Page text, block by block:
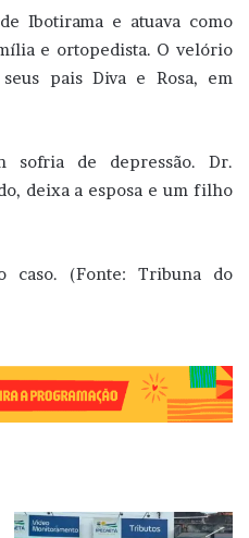
Ibotirama e atuava como
e ortopedista. O velório
pais Diva e Rosa, em
sofria de depressão. Dr.
deixa a esposa e um filho
caso. (Fonte: Tribuna do